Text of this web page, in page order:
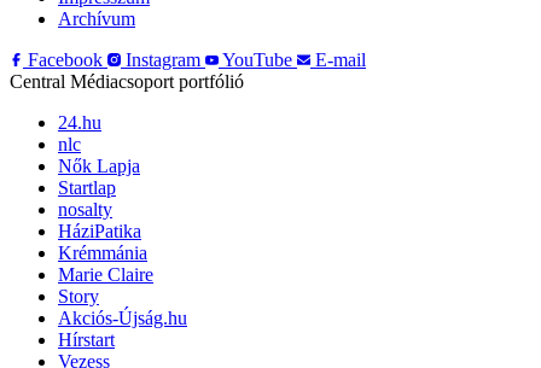
Archívum
Facebook
Instagram YouTube
E-mail
Central Médiacsoport portfólió
24.hu
nlc
Nők Lapja
Startlap
nosalty
HáziPatika
Krémmánia
Marie Claire
Story
Akciós-Újság.hu
Hírstart
Vezess